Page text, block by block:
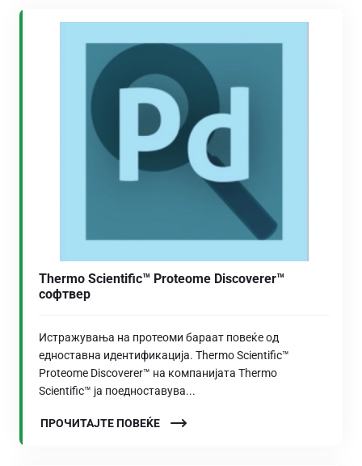
Thermo Scientific™ Proteome Discoverer™
софтвер
Истражувања на протеоми бараат повеќе од
едноставна идентификација. Thermo Scientific™
Proteome Discoverer™ на компанијата Thermo
Scientific™ ја поедноставува...
ПРОЧИТАЈТЕ ПОВЕЌЕ